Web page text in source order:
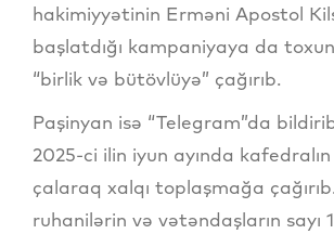
hakimiyyətinin Erməni Apostol
başlatdığı kampaniyaya da
“birlik və bütövlüyə” çağırıb.
Paşinyan isə “Telegram”da
2025-ci ilin iyun ayında
çalaraq xalqı toplaşmağa
ruhanilərin və vətəndaşların sayı